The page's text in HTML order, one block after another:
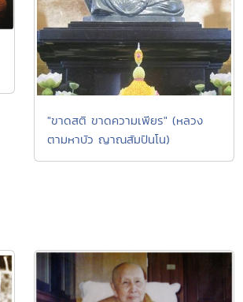
"ขาดสติ ขาดความเพียร" (หลวง
ตามหาบัว ญาณสัมปันโน)